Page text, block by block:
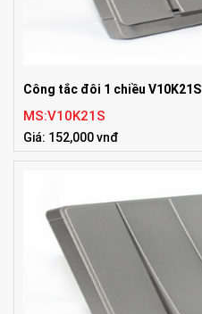
Công tắc đôi 1 chiều V10K21S
MS:V10K21S
Giá: 152,000 vnđ